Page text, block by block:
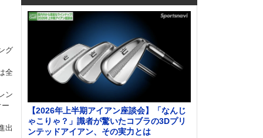
グ
全
ン
出
【2026年上半期アイアン座談会】「なんじ
ゃこりゃ？」識者が驚いたコブラの3Dプリ
ンテッドアイアン、その実力とは